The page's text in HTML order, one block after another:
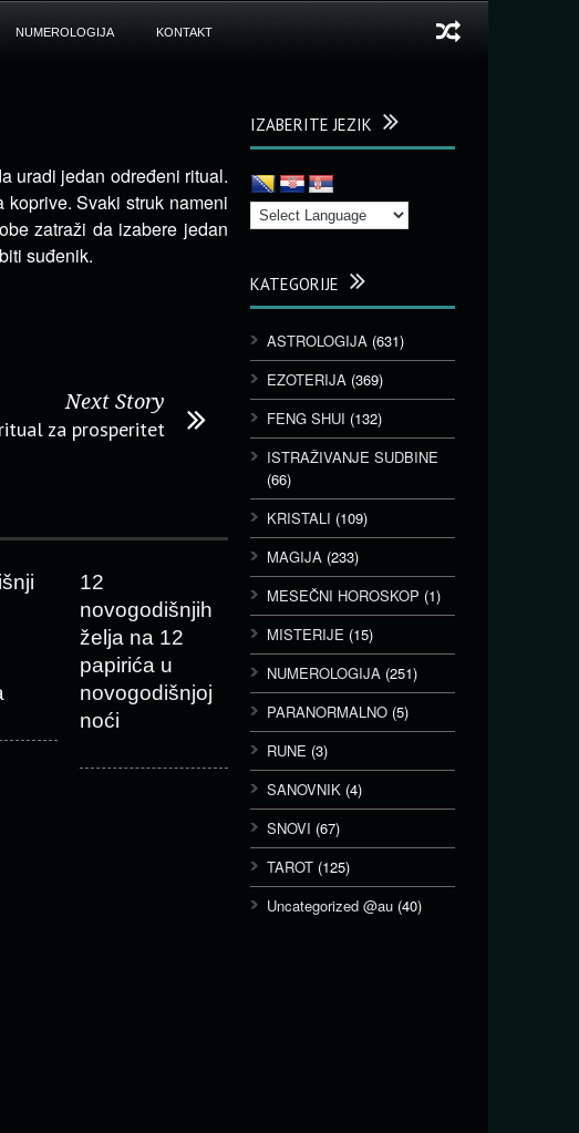
NUMEROLOGIJA KONTAKT
uradi jedan određeni ritual.
Svaki struk nameni
zatraži da izabere jedan
suđenik.
Next Story
za prosperitet
12
novogodišnjih
želja na 12
papirića u
novogodišnjoj
noći
IZABERITE JEZIK
KATEGORIJE
ASTROLOGIJA (631)
EZOTERIJA (369)
FENG SHUI (132)
ISTRAŽIVANJE SUDBINE
(66)
KRISTALI (109)
MAGIJA (233)
MESEČNI HOROSKOP (1)
MISTERIJE (15)
NUMEROLOGIJA (251)
PARANORMALNO (5)
RUNE (3)
SANOVNIK (4)
SNOVI (67)
TAROT (125)
Uncategorized @au (40)